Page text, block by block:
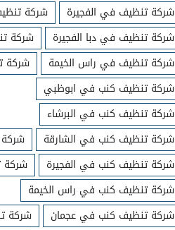
شركة تنظيف في الفجيرة
شركة
شركة تنظيف في دبا الفجيرة
شركة
شركة تنظيف في راس الخيمة
شركة
شركة تنظيف كنب في ابوظبي
شركة تنظيف كنب في البرشاء
شركة تنظيف كنب في الشارقة
شركة تنظيف كنب في الفجيرة
شركة تنظيف كنب في راس الخيمة
شركة تنظيف كنب في عجمان
شركة